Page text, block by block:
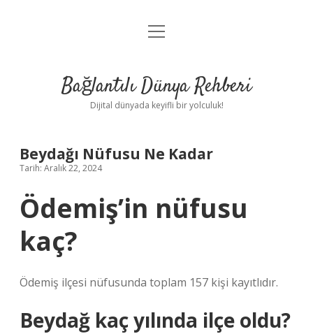
Anasayfa
Yasal Uyarı
menüyü
Bağlantılı Dünya Rehberi
Dijital dünyada keyifli bir yolculuk!
Beydağı Nüfusu Ne Kadar
Tarih: Aralık 22, 2024
Ödemiş’in nüfusu
kaç?
Ödemiş ilçesi nüfusunda toplam 157 kişi kayıtlıdır.
Beydağ kaç yılında ilçe oldu?